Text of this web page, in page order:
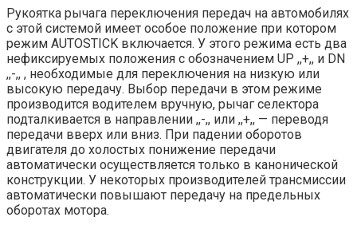
Рукоятка рычага переключения передач на автомобилях
с этой системой имеет особое положение при котором
режим AUTOSTICK включается. У этого режима есть два
нефиксируемых положения с обозначением UP ,,+,, и DN
,,-,, , необходимые для переключения на низкую или
высокую передачу. Выбор передачи в этом режиме
производится водителем вручную, рычаг селектора
подталкивается в направлении ,,-,, или ,,+,, — переводя
передачи вверх или вниз. При падении оборотов
двигателя до холостых понижение передачи
автоматически осуществляется только в канонической
конструкции. У некоторых производителей трансмиссии
автоматически повышают передачу на предельных
оборотах мотора.